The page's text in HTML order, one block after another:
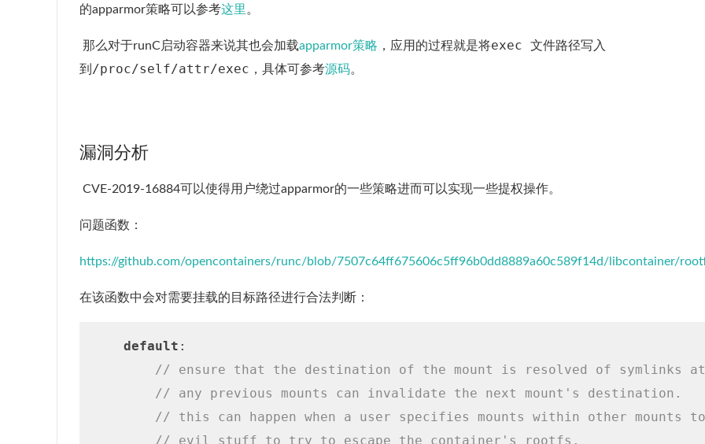
的apparmor策略可以参考这里 。
​ 那么对于runC启动容器来说其也会加载apparmor策略 ，应用的过程就是将exec 文件路径写入
到 /proc/self/attr/exec ，具体可参考源码。
漏洞分析
​ CVE-2019-16884可以使得用户绕过apparmor的一些策略进而可以实现一些提权操作。
问题函数：
https://github.com/opencontainers/runc/blob/7507c64ff675606c5ff96b0dd8889a60c589f14d/libcontainer/
在该函数中会对需要挂载的目标路径进行合法判断：
default :
// ensure that the destination of the mount is resolved of symlinks at
// any previous mounts can invalidate the next mount's destination.
// this can happen when a user specifies mounts within other mounts
// evil stuff to try to escape the container's rootfs.